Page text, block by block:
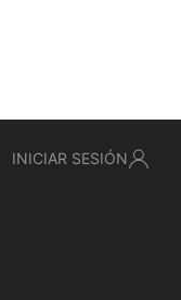
INICIAR SESIÓN